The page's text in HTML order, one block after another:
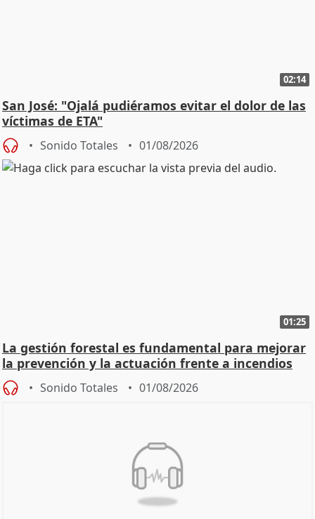
02:14
San José: "Ojalá pudiéramos evitar el dolor de las
víctimas de ETA"
Sonido Totales 01/08/2026
01:25
La gestión forestal es fundamental para mejorar
la prevención y la actuación frente a incendios
Sonido Totales 01/08/2026